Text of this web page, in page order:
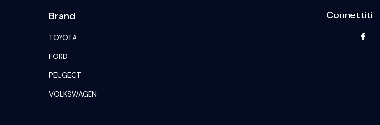
Brand
TOYOTA
FORD
PEUGEOT
VOLKSWAGEN
Connettiti